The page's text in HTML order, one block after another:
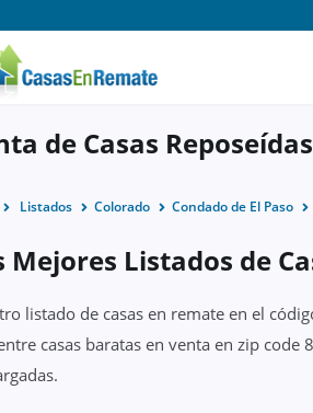
de Casas
Listados Colorado Condado de El Paso
Mejores Listados de
listado de casas en remate en el
casas baratas en venta en zip